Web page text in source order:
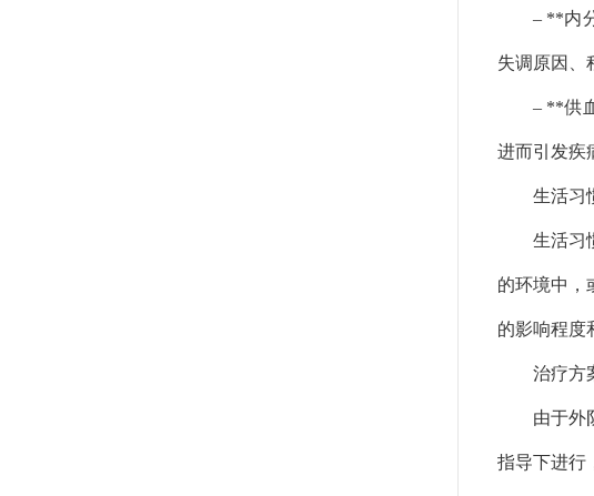
– **内
失调原因、
– **供
进而引发疾
生活习
生活习
的环境中，
的影响程度
治疗方
由于外
指导下进行